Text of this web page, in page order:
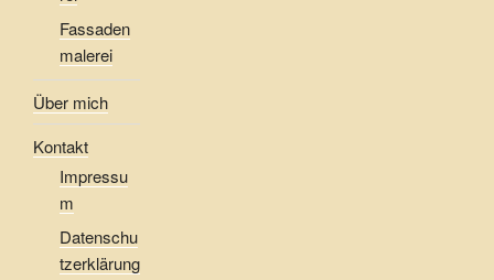
Fassaden
malerei
Über mich
Kontakt
Impressu
m
Datenschu
tzerklärung